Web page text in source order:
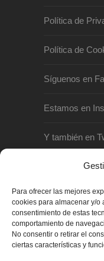
Para ofrecer las mejores
cookies para almacenar y/o
consentimiento de estas
comportamiento de
No consentir o retirar el
ciertas características y
Política de
Política de
Síguenos en
Estamos en
Y también en